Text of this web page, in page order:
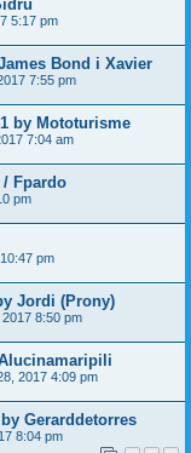
5:17 pm
Bond i Xavier
7:55 pm
by Mototurisme
7:04 am
/ Fpardo
pm
pm
Jordi (Prony)
8:50 pm
2017 4:09 pm
Gerarddetorres
8:04 pm